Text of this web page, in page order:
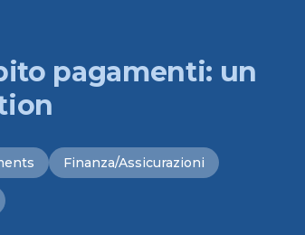
pagamenti: un
Finanza/Assicurazioni